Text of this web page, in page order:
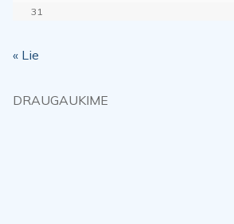
31
« Lie
DRAUGAUKIME